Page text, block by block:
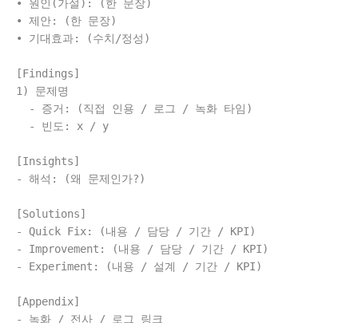
• 원인(가설): (한 문장)
• 제안: (한 문장)
• 기대효과: (수치/정성)
[Findings]
1) 문제명
  - 증거: (직접 인용 / 로그 / 녹화 타임)
  - 빈도: x / y
[Insights]
- 해석: (왜 문제인가?)
[Solutions]
- Quick Fix: (내용 / 담당 / 기간 / KPI)
- Improvement: (내용 / 담당 / 기간 / KPI)
- Experiment: (내용 / 설계 / 기간 / KPI)
[Appendix]